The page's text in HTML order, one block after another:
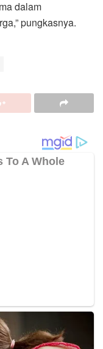
dalam
pungkasnya.